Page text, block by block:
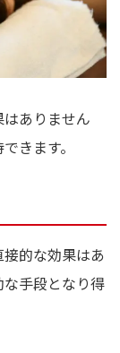
ありません
きます。
的な効果はあ
手段となり得